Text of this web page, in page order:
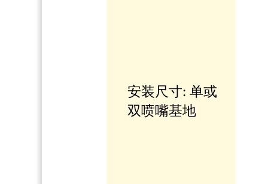
安装尺寸: 单或
双喷嘴基地